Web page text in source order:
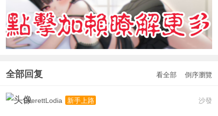
全部回复 看全部 倒序瀏覽
沙發
EverettLodia 新手上路